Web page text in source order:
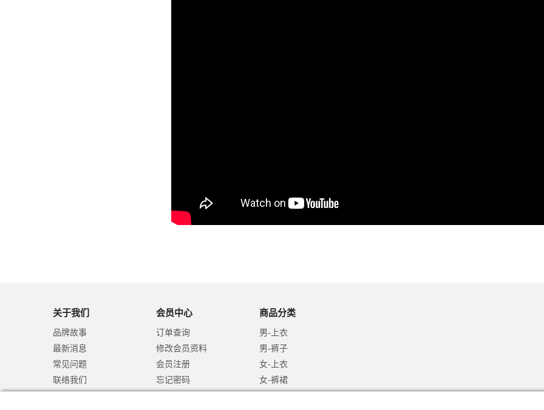
关于我们
品牌故事
最新消息
常见问题
联络我们
会员中心
订单查询
修改会员资料
会员注册
忘记密码
商品分类
男-上衣
男-裤子
女-上衣
女-裤裙